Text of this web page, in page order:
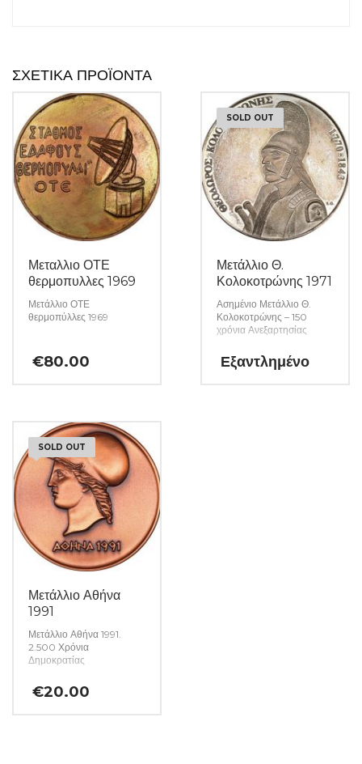
ΣΧΕΤΙΚΆ ΠΡΟΪΌΝΤΑ
Μεταλλιο ΟΤΕ
θερμοπυλλες 1969
Μετάλλιο ΟΤΕ
θερμοπύλλες 1969
€80.00
SOLD OUT
Μετάλλιο Θ.
Κολοκοτρώνης 1971
Ασημένιο Μετάλλιο Θ.
Κολοκοτρώνης – 150
χρόνια Ανεξαρτησίας
Εξαντλημένο
SOLD OUT
Μετάλλιο Αθήνα
1991
Μετάλλιο Αθήνα 1991.
2.500 Χρόνια
Δημοκρατίας
€20.00